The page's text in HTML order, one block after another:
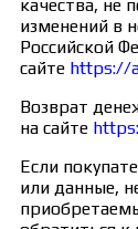
качества, не
изменений в
Российской
сайте https://
Возврат
на сайте
Если
или данные,